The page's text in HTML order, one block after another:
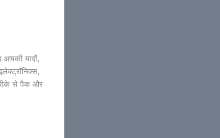
यादों,
से पैक और